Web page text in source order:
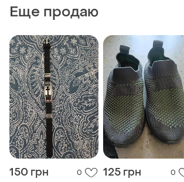
Еще продаю
150 грн 0 125 грн 0